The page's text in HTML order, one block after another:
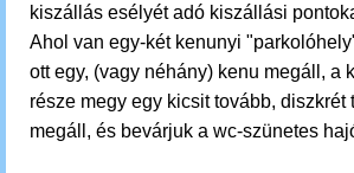
kiszállás esélyét adó kiszállási
Ahol van egy-két kenunyi
ott egy, (vagy néhány) kenu megáll, a
része megy egy kicsit tovább, diszkrét
megáll, és bevárjuk a wc-szünetes